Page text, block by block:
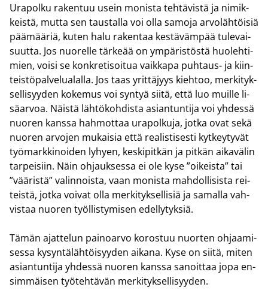
Ura­pol­ku ra­ken­tuu usein mo­nis­ta teh­tä­vis­tä ja ni­mik­
keis­tä, mutta sen taus­tal­la voi olla sa­mo­ja ar­vo­läh­töi­siä
pää­mää­riä, kuten halu ra­ken­taa kes­tä­väm­pää tu­le­vai­
suut­ta. Jos nuo­rel­le tär­ke­ää on ym­pä­ris­tös­tä huo­leh­ti­
mien, voisi se kon­kre­ti­soi­tua vaik­ka­pa puhtaus-​ ja kiin­
teis­tö­pal­ve­lua­lal­la. Jos taas yrit­tä­jyys kieh­too, mer­ki­tyk­
sel­li­syy­den ko­ke­mus voi syn­tyä siitä, että luo muil­le li­
sä­ar­voa. Näis­tä läh­tö­koh­dis­ta asian­tun­ti­ja voi yh­des­sä
nuo­ren kans­sa hah­mot­taa ura­pol­ku­ja, jotka ovat sekä
nuo­ren ar­vo­jen mu­kai­sia että rea­lis­ti­ses­ti kyt­key­ty­vät
työ­mark­ki­noi­den ly­hyen, kes­ki­pit­kän ja pit­kän ai­ka­vä­lin
tar­pei­siin. Näin oh­jauk­ses­sa ei ole kyse ”oi­keis­ta” tai
”vää­ris­tä” va­lin­nois­ta, vaan mo­nis­ta mah­dol­li­sis­ta rei­
teis­tä, jotka voi­vat olla mer­ki­tyk­sel­li­siä ja sa­mal­la vah­
vis­taa nuo­ren työl­lis­ty­mi­sen edel­ly­tyk­siä.
Tämän ajat­te­lun pai­noar­vo ko­ros­tuu nuor­ten oh­jaa­mi­
ses­sa ky­syn­tä­läh­töi­syy­den ai­ka­na. Kyse on siitä, miten
asian­tun­ti­ja yh­des­sä nuo­ren kans­sa sa­noit­taa jopa en­
sim­mäi­sen työ­teh­tä­vän mer­ki­tyk­sel­li­syy­den.